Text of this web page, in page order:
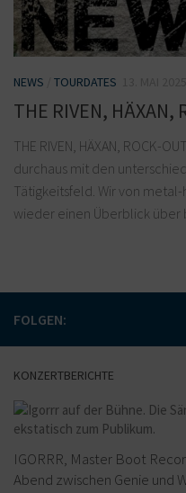
NEWS TOURDATES
THE RIVEN, HÄXAN,
THE RIVEN, HÄXAN, ROCK-
durchaus mit den
Tätigkeitsfeld. Wir von
wieder einen Überblick über
FOLGEN:
KONZERTBERICHTE
IGORRR, Master Boot
Abend zwischen Genie und